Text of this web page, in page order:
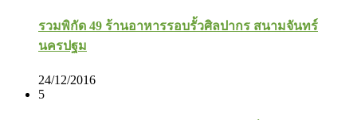
รวมพิกัด 49 ร้านอาหารรอบรั้วศิลปากร สนามจันทร์
นครปฐม
24/12/2016
5